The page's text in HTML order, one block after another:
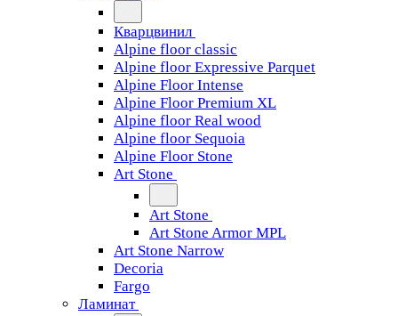
Кварцвинил
Alpine floor classic
Alpine floor Expressive Parquet
Alpine Floor Intense
Alpine Floor Premium XL
Alpine floor Real wood
Alpine floor Sequoia
Alpine Floor Stone
Art Stone
Art Stone
Art Stone Armor MPL
Art Stone Narrow
Decoria
Fargo
Ламинат